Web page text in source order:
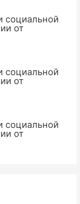
социальной
от
социальной
от
социальной
от